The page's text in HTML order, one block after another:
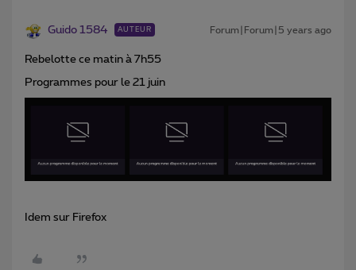
Guido 1584 AUTEUR Forum|Forum|5 years ago
Rebelotte ce matin à 7h55
Programmes pour le 21 juin
Idem sur Firefox